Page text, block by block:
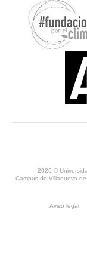
2026 ©
Campus de Villanueva
Aviso legal